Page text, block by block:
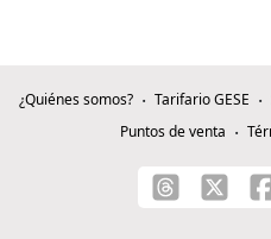
¿Quiénes somos? Tarifario GESE
Puntos de venta